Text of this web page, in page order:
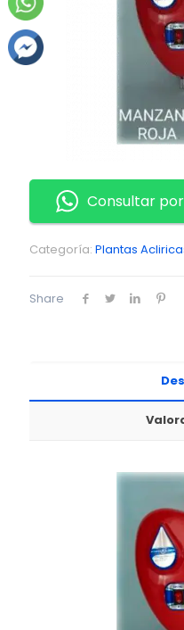
Consultar
Categoría: Plantas
Share